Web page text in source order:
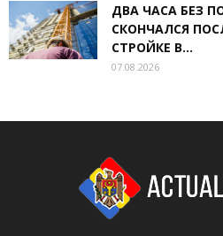
ДВА ЧАСА БЕЗ
СКОНЧАЛСЯ
СТРОЙКЕ В...
07.08.2026